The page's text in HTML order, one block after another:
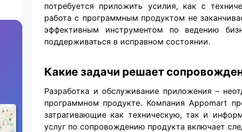
потребуется приложить усилия, как с
работа с программным продуктом не
эффективным инструментом по ведению
поддерживаться в исправном состоянии.
Какие задачи решает
Разработка и обслуживание приложения –
программном продукте. Компания Appomart
затрагивающие как техническую, так и
услуг по сопровождению продукта включает